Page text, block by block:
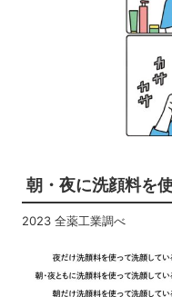
朝・夜に洗顔料を
2023 全薬工業調べ